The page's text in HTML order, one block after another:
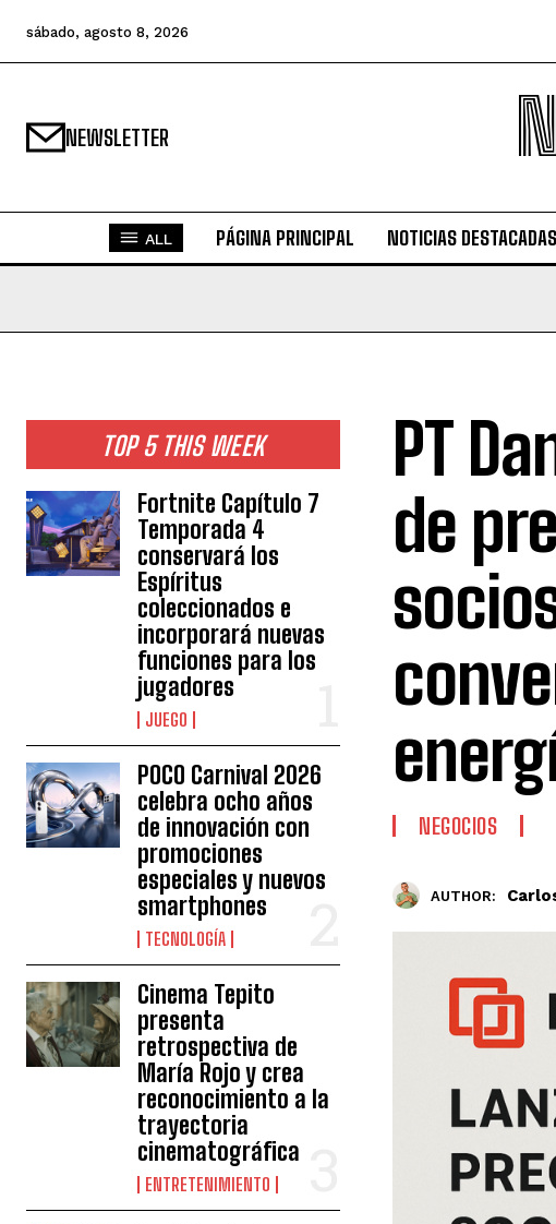
sábado, agosto 8, 2026
NEWSLETTER
ALL PÁGINA PRINCIPAL NOTICIAS DESTACADAS
TOP 5 THIS WEEK
Fortnite Capítulo 7
Temporada 4
conservará los
Espíritus
coleccionados e
incorporará nuevas
funciones para los
jugadores
JUEGO
POCO Carnival 2026
celebra ocho años
de innovación con
promociones
especiales y nuevos
smartphones
TECNOLOGÍA
Cinema Tepito
presenta
retrospectiva de
María Rojo y crea
reconocimiento a la
trayectoria
cinematográfica
ENTRETENIMIENTO
PT
de
NEGOCIOS
AUTHOR: